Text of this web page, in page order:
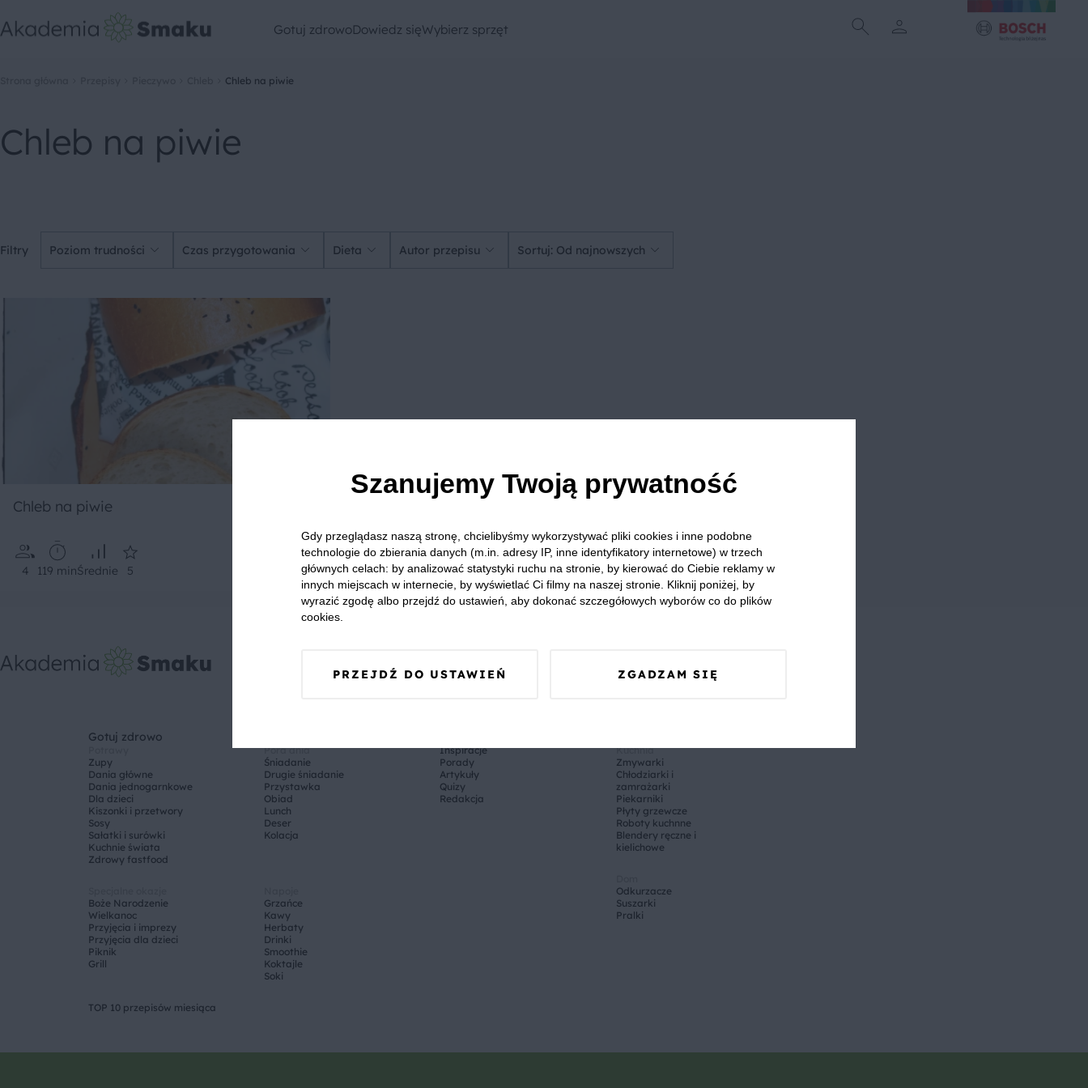
Gotuj zdrowoDowiedz sięWybierz sprzęt
Chleb na piwie
Chleb na piwie
Filtry Poziom trudności Czas przygotowania Dieta Autor przepisu Sortuj: Od najnowszych
Chleb na piwie
4 119 minŚrednie 5
Gotuj zdrowo
Zupy
Dania główne
Dania jednogarnkowe
Dla dzieci
Kiszonki i przetwory
Sosy
Sałatki i surówki
Kuchnie świata
Zdrowy fastfood
Pora dnia
Śniadanie
Drugie śniadanie
Przystawka
Obiad
Lunch
Deser
Kolacja
Boże Narodzenie
Wielkanoc
Przyjęcia i imprezy
Przyjęcia dla dzieci
Piknik
Grill
Grzańce
Kawy
Herbaty
Drinki
Smoothie
Koktajle
Soki
TOP 10 przepisów miesiąca
Inspiracje
Porady
Artykuły
Quizy
Redakcja
Kuchnia
Zmywarki
Chłodziarki i
zamrażarki
Piekarniki
Płyty grzewcze
Roboty kuchnne
Blendery ręczne i
kielichowe
Odkurzacze
Suszarki
Pralki
Szanujemy Twoją prywatność
Gdy przeglądasz naszą stronę, chcielibyśmy wykorzystywać pliki cookies i inne podobne
technologie do zbierania danych (m.in. adresy IP, inne identyfikatory internetowe) w trzech
głównych celach: by analizować statystyki ruchu na stronie, by kierować do Ciebie reklamy w
innych miejscach w internecie, by wyświetlać Ci filmy na naszej stronie. Kliknij poniżej, by
wyrazić zgodę albo przejdź do ustawień, aby dokonać szczegółowych wyborów co do plików
cookies.
PRZEJDŹ DO USTAWIEŃ ZGADZAM SIĘ